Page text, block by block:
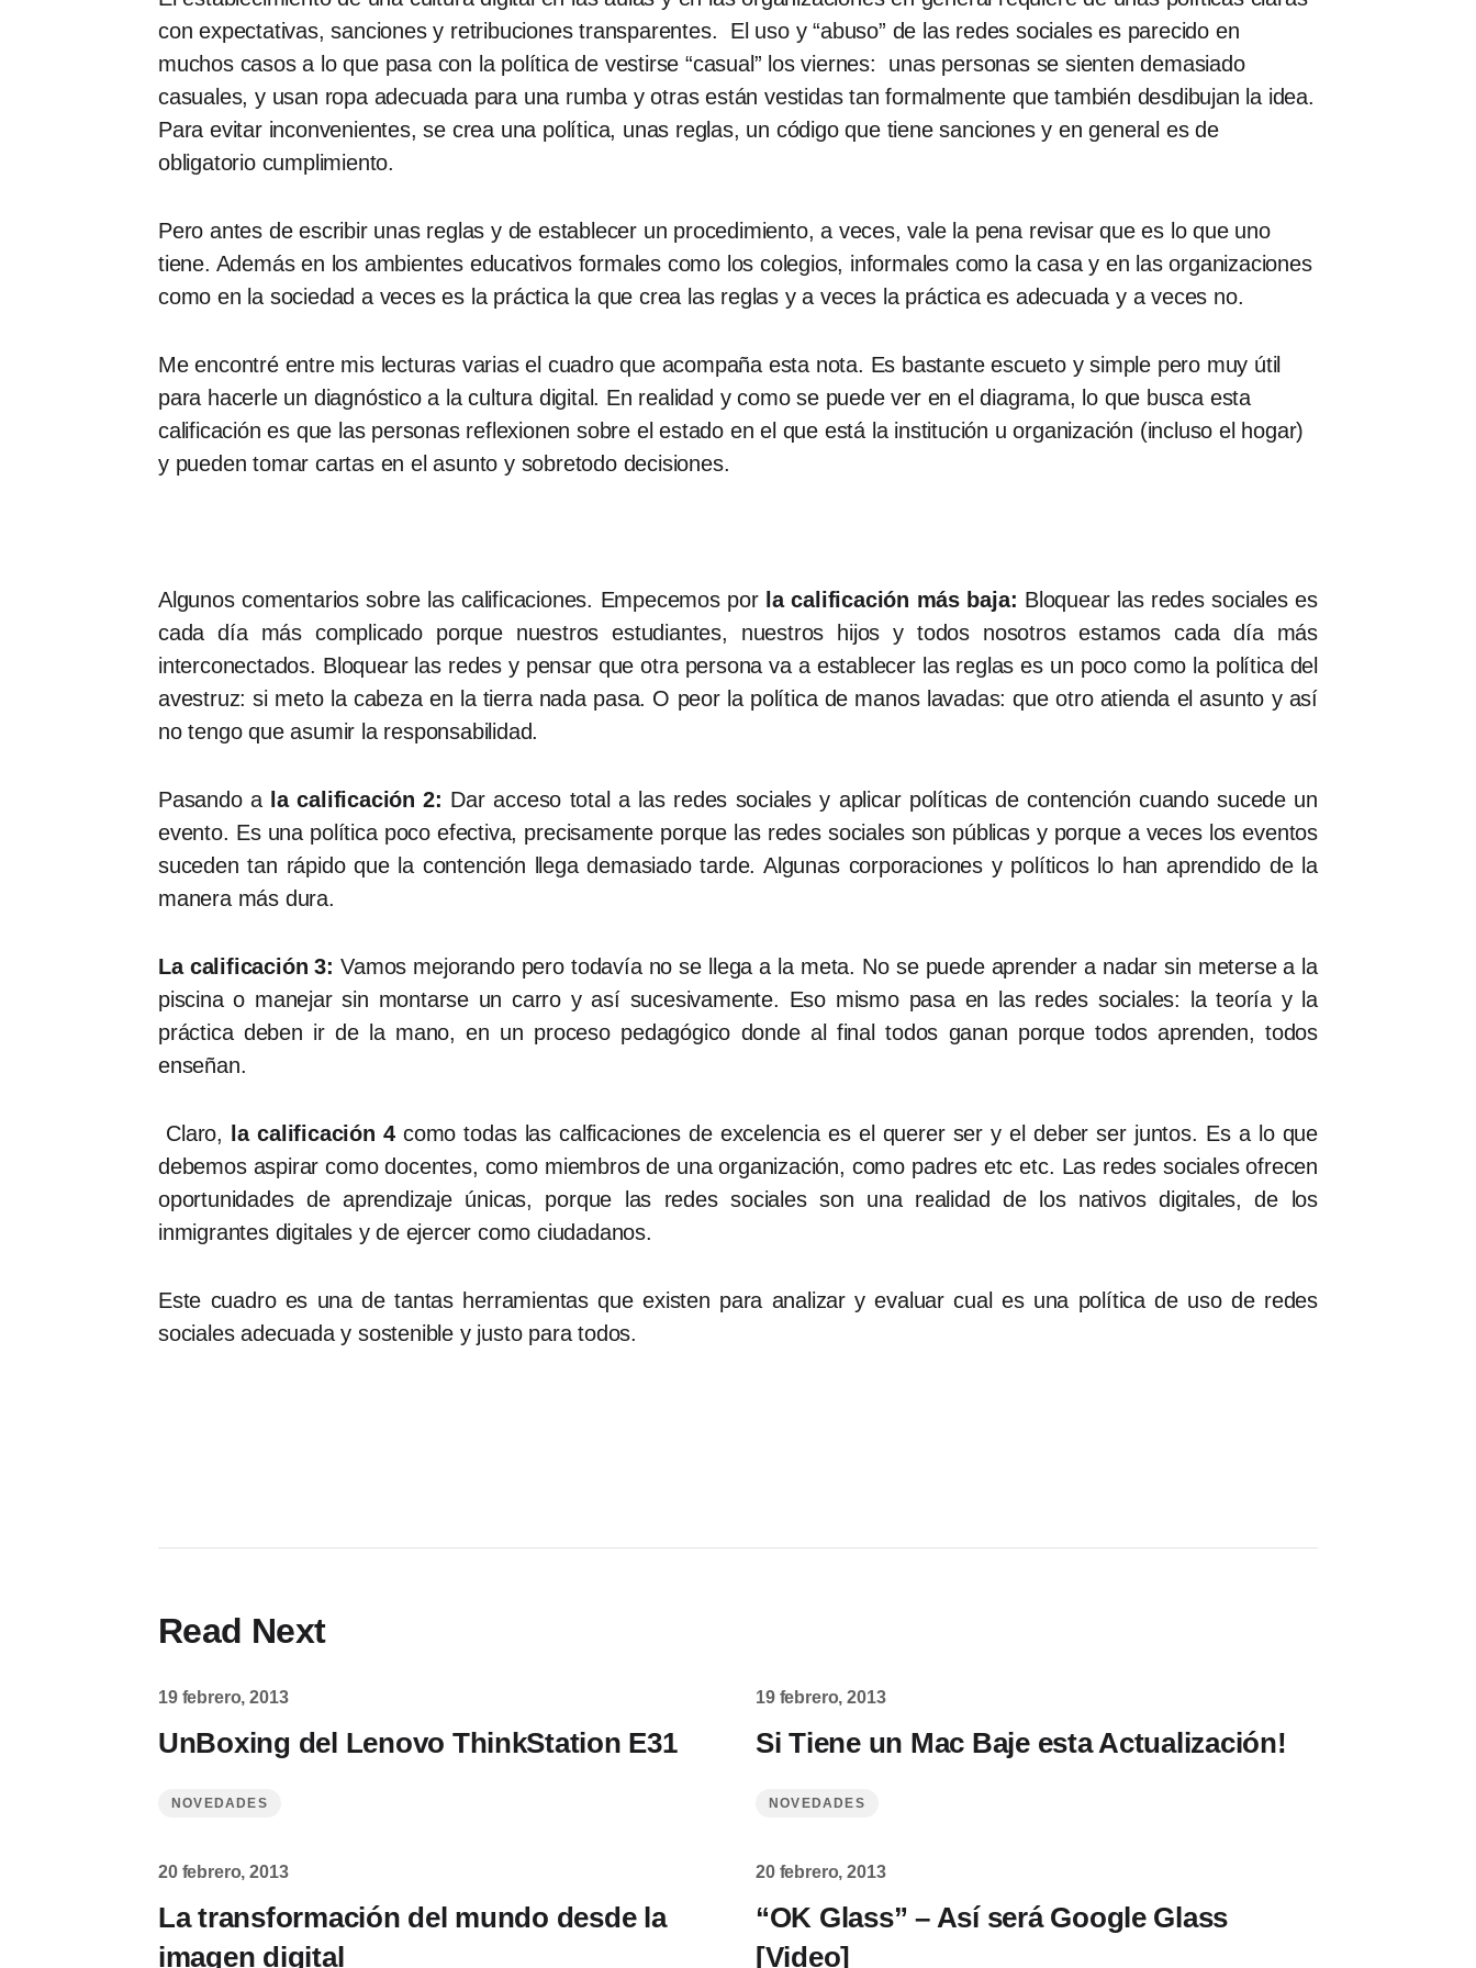
con expectativas, sanciones y retribuciones transparentes. El uso y “abuso” de las redes sociales es parecido en
muchos casos a lo que pasa con la política de vestirse “casual” los viernes: unas personas se sienten demasiado
casuales, y usan ropa adecuada para una rumba y otras están vestidas tan formalmente que también desdibujan la idea.
Para evitar inconvenientes, se crea una política, unas reglas, un código que tiene sanciones y en general es de
obligatorio cumplimiento.
Pero antes de escribir unas reglas y de establecer un procedimiento, a veces, vale la pena revisar que es lo que uno
tiene. Además en los ambientes educativos formales como los colegios, informales como la casa y en las organizaciones
como en la sociedad a veces es la práctica la que crea las reglas y a veces la práctica es adecuada y a veces no.
Me encontré entre mis lecturas varias el cuadro que acompaña esta nota. Es bastante escueto y simple pero muy útil
para hacerle un diagnóstico a la cultura digital. En realidad y como se puede ver en el diagrama, lo que busca esta
calificación es que las personas reflexionen sobre el estado en el que está la institución u organización (incluso el hogar)
y pueden tomar cartas en el asunto y sobretodo decisiones.
Algunos comentarios sobre las calificaciones. Empecemos porla calificación más baja: Bloquear las redes sociales es
cada día más complicado porque nuestros estudiantes, nuestros hijos y todos nosotros estamos cada día más
interconectados. Bloquear las redes y pensar que otra persona va a establecer las reglas es un poco como la política del
avestruz: si meto la cabeza en la tierra nada pasa. O peor la política de manos lavadas: que otro atienda el asunto y así
no tengo que asumir la responsabilidad.
Pasando ala calificación 2: Dar acceso total a las redes sociales y aplicar políticas de contención cuando sucede un
evento. Es una política poco efectiva, precisamente porque las redes sociales son públicas y porque a veces los eventos
suceden tan rápido que la contención llega demasiado tarde. Algunas corporaciones y políticos lo han aprendido de la
manera más dura.
La calificación 3: Vamos mejorando pero todavía no se llega a la meta. No se puede aprender a nadar sin meterse a la
piscina o manejar sin montarse un carro y así sucesivamente. Eso mismo pasa en las redes sociales: la teoría y la
práctica deben ir de la mano, en un proceso pedagógico donde al final todos ganan porque todos aprenden, todos
enseñan.
Claro, la calificación 4como todas las calficaciones de excelencia es el querer ser y el deber ser juntos. Es a lo que
debemos aspirar como docentes, como miembros de una organización, como padres etc etc. Las redes sociales ofrecen
oportunidades de aprendizaje únicas, porque las redes sociales son una realidad de los nativos digitales, de los
inmigrantes digitales y de ejercer como ciudadanos.
Este cuadro es una de tantas herramientas que existen para analizar y evaluar cual es una política de uso de redes
sociales adecuada y sostenible y justo para todos.
Read Next
19 febrero, 2013
UnBoxing del Lenovo ThinkStation E31
NOVEDADES
19 febrero, 2013
Si Tiene un Mac Baje esta Actualización!
NOVEDADES
20 febrero, 2013
La transformación del mundo desde la
imagen digital
20 febrero, 2013
“OK Glass” – Así será Google Glass
[Video]